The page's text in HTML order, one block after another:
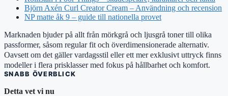
Björn Axén Curl Creator Cream – Användning och recension
NP matte åk 9 – guide till nationella provet
Marknaden bjuder på allt från mörkgrå och ljusgrå toner till olika
passformer, såsom regular fit och överdimensionerade alternativ.
Oavsett om det gäller vardagsstil eller ett mer exklusivt uttryck finns
modeller i flera prisklasser med fokus på hållbarhet och komfort.
SNABB ÖVERBLICK
Detta vet vi nu